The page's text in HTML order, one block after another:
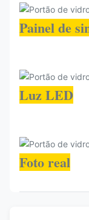
Painel de
Luz LED
Foto real